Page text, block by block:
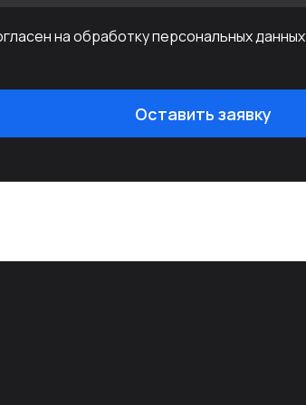
на обработку персональных данных
Оставить заявку